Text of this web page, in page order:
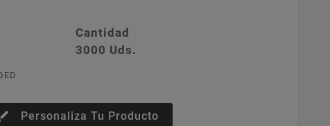
Cantidad
3000 Uds.
Personaliza Tu Producto